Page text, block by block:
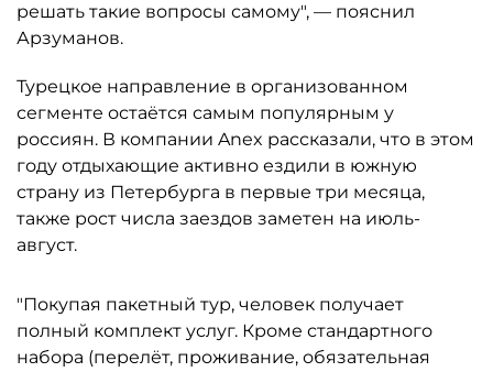
решать такие вопросы самому", — пояснил
Арзуманов.
Турецкое направление в организованном
сегменте остаётся самым популярным у
россиян. В компании Anex рассказали, что в этом
году отдыхающие активно ездили в южную
страну из Петербурга в первые три месяца,
также рост числа заездов заметен на июль-
август.
"Покупая пакетный тур, человек получает
полный комплект услуг. Кроме стандартного
набора (перелёт, проживание, обязательная